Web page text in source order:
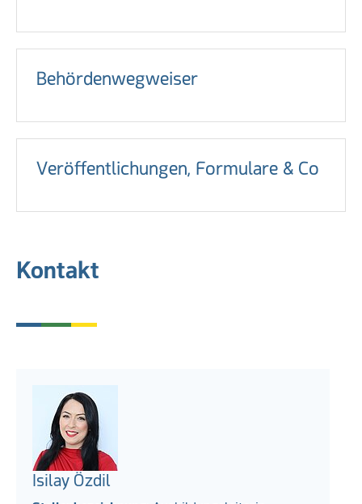
Behördenwegweiser
Veröffentlichungen, Formulare & Co
Kontakt
Isilay Özdil